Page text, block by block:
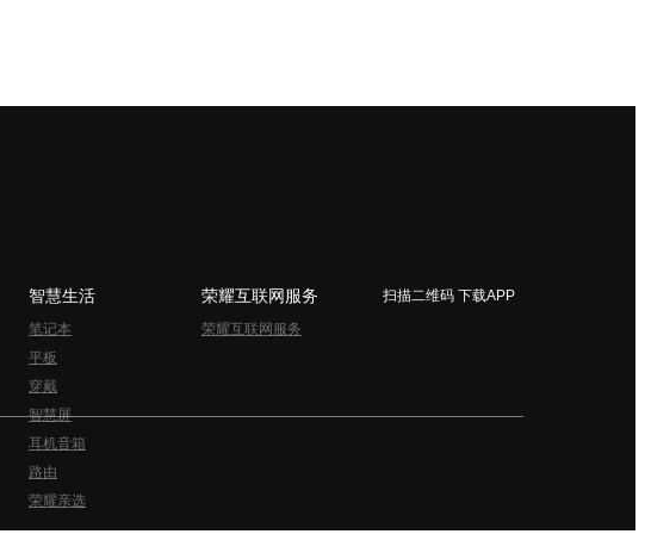
智慧生活
笔记本
平板
穿戴
智慧屏
耳机音箱
路由
荣耀亲选
荣耀互联网服务
荣耀互联网服务
扫描二维码 下载APP